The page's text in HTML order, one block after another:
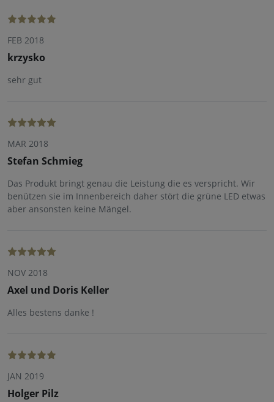
FEB 2018
krzysko
sehr gut
MAR 2018
Stefan Schmieg
Das Produkt bringt genau die Leistung die es verspricht. Wir
benützen sie im Innenbereich daher stört die grüne LED etwas
aber ansonsten keine Mängel.
NOV 2018
Axel und Doris Keller
Alles bestens danke !
JAN 2019
Holger Pilz